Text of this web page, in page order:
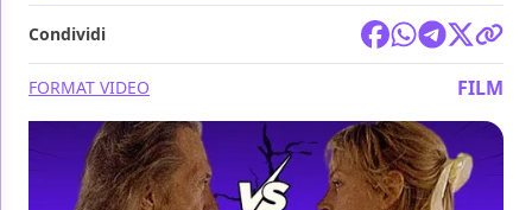
Condividi
FORMAT VIDEO FILM